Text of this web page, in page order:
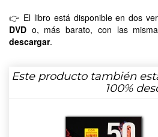
👉 El libro está disponible en dos
DVD o, más barato, con las
descargar.
Este producto también
100%